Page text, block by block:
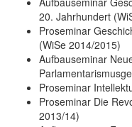
20. Jahrhundert
Proseminar
(WiSe 2014/2015)
Aufbauseminar
Proseminar
Proseminar Die
2013/14)